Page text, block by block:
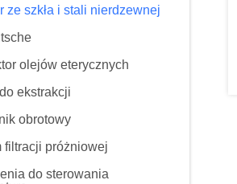
ze szkła i stali nierdzewnej
olejów eterycznych
ekstrakcji
obrotowy
filtracji próżniowej
do sterowania